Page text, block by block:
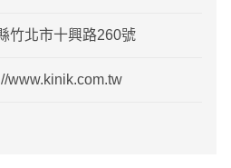
竹北市十興路260號
www.kinik.com.tw